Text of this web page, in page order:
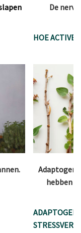
De
HOE
hebben